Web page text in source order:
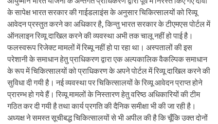
के सापेक्ष भारत सरकार की गाईडलाइंस के अनुसार चिकित्सालयों को रिव्यू
आवेदन प्रस्तुत करने का अधिकार है, किन्तु भारत सरकार के टीएमएस पोर्टल में
ऑनलाइन रिव्यू दाखिल करने की व्यवस्था अभी तक चालू नहीं हो पाई है।
फलस्वरूप रिजेक्ट मामलों में रिब्यू नहीं हो पा रहा था। अस्पतालों की इस
परेशानी के समाधान हेतु प्राधिकरण द्वारा एक अल्पकालिक वैकल्पिक समाधान
के रूप में चिकित्सालयों को प्राधिकरण के अपने पोर्टल में रिव्यू दाखिल करने की
सुविधा दी गयी है। नई व्यवस्था पर चिकित्सालयों के रिव्यू आवेदन प्राप्त होने
प्रारम्भ हो गये हैं। रिव्यू मामलों के निस्तारण हेतु वरिष्ठ अधिकारियों की टीम
गठित कर दी गयी है तथा कार्य प्रगति की दैनिक समीक्षा भी की जा रही है।
अध्यक्ष ने समस्त सूचीबद्ध चिकित्सालयों से भी अपील की है कि चूँकि उक्त दोनों